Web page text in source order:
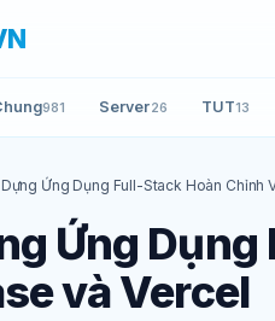
981 Server26 TUT13
Ứng Dụng Full-Stack Hoàn Chỉnh
Ứng
và Vercel